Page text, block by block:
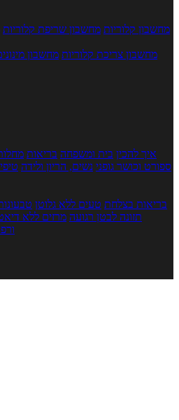
מחשבון קלוריות מחשבון שריפת קלוריות
מחשבון צריכת קלוריות מחשבון
איך להכין בית ומשפחה בריאות
ספורט וכושר גופני נשים, הריון ולידה
בריאות בצלחת טעים ללא גלוטן
תזונה לבטן רגועה מרזים ללא